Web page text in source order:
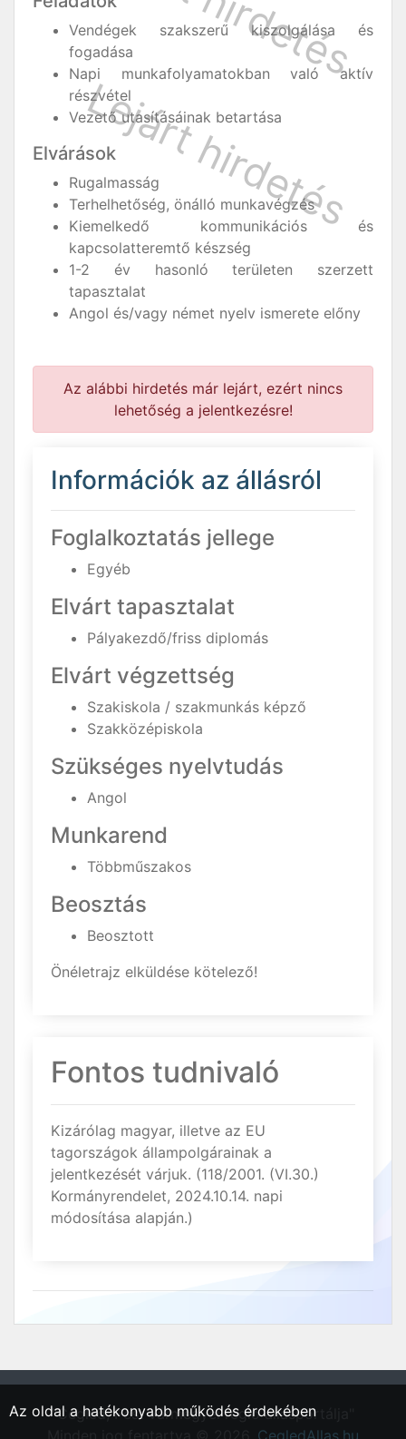
Vendégek szakszerű kiszolgálása és
fogadása
Napi munkafolyamatokban való aktív
részvétel
Vezető utasításáinak betartása
Elvárások
Rugalmasság
Terhelhetőség, önálló munkavégzés
Kiemelkedő kommunikációs és
kapcsolatteremtő készség
1-2 év hasonló területen szerzett
tapasztalat
Angol és/vagy német nyelv ismerete előny
Az alábbi hirdetés már lejárt, ezért nincs
lehetőség a jelentkezésre!
Információk az állásról
Foglalkoztatás jellege
Egyéb
Elvárt tapasztalat
Pályakezdő/friss diplomás
Elvárt végzettség
Szakiskola / szakmunkás képző
Szakközépiskola
Szükséges nyelvtudás
Angol
Munkarend
Többműszakos
Beosztás
Beosztott
Önéletrajz elküldése kötelező!
Fontos tudnivaló
Kizárólag magyar, illetve az EU
tagországok állampolgárainak a
jelentkezését várjuk. (118/2001. (VI.30.)
Kormányrendelet, 2024.10.14. napi
módosítása alapján.)
"Cegléd, Pest vármegyei régió állásportálja"
CegledAllas.hu
Az oldal a hatékonyabb működés érdekében